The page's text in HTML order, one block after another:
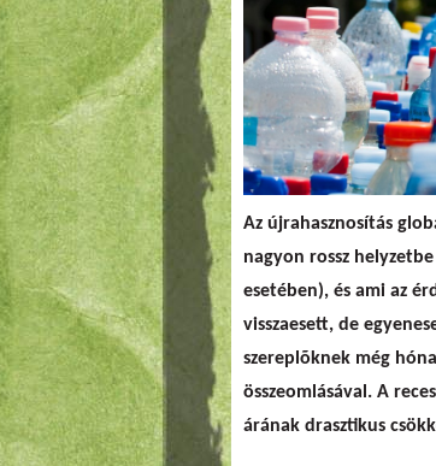
Az újrahasznosítás
nagyon rossz
esetében), és ami az
visszaesett, de
szereplõknek még
összeomlásával. A
árának drasztikus